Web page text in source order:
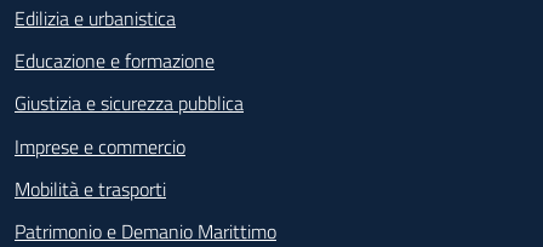
Edilizia e urbanistica
Educazione e formazione
Giustizia e sicurezza pubblica
Imprese e commercio
Mobilità e trasporti
Patrimonio e Demanio Marittimo